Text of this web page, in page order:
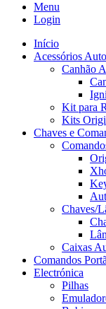
Menu
Login
Início
Acessórios Auto
Canhão
Kit para
Kits
Chaves e
Chaves/
Caixas
Comandos
Electrónica
Pilhas